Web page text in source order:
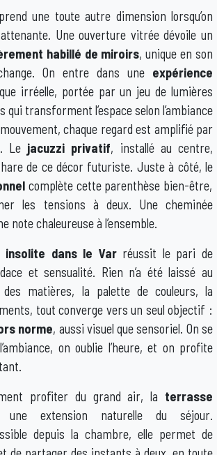
une toute autre dimension lorsqu’on
Une ouverture vitrée dévoile un
habillé de miroirs, unique en son
On entre dans une expérience
irréelle, portée par un jeu de lumières
qui transforment l’espace selon l’ambiance
chaque regard est amplifié par
Le jacuzzi privatif, installé au centre,
de ce décor futuriste. Juste à côté, le
complète cette parenthèse bien-être,
les tensions à deux. Une cheminée
note chaleureuse à l’ensemble.
insolite dans le Varréussit le pari de
et sensualité. Rien n’a été laissé au
matières, la palette de couleurs, la
tout converge vers un seul objectif :
norme, aussi visuel que sensoriel. On se
on oublie l’heure, et on profite
profiter du grand air, la terrasse
extension naturelle du séjour.
depuis la chambre, elle permet de